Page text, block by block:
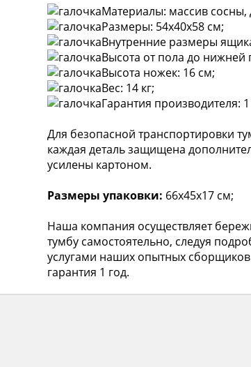
Материалы: массив сосны,
Размеры: 54х40х58 см;
Внутренние размеры
Высота от пола до нижней
Высота ножек: 16 см;
Вес: 14 кг;
Гарантия производителя: 1
Для безопасной транспортировки
каждая деталь защищена
усилены картоном.
Размеры упаковки: 66х45х17 см;
Наша компания осуществляет
тумбу самостоятельно, следуя
услугами наших опытных
гарантия 1 год.